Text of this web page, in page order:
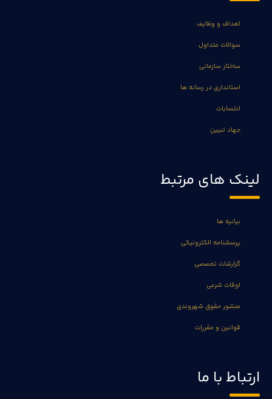
اهداف و وظایف
سوالات متداول
ساختار سازمانی
استانداری در رسانه ها
انتصابات
جهاد تبیین
لینک های مرتبط
بیانیه ها
پرسشنامه الکترونیکی
گزارشات تخصصی
اوقات شرعی
منشور حقوق شهروندی
قوانین و مقررات
ارتباط با ما